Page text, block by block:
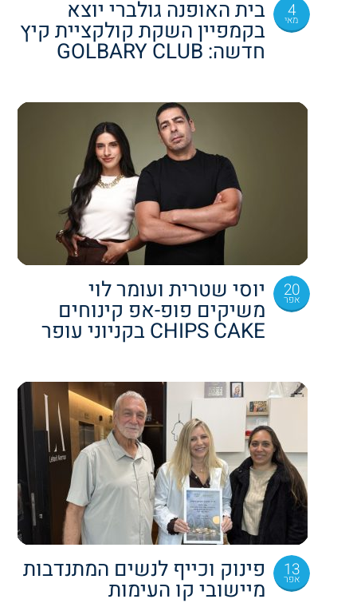
4
מאי בית האופנה גולברי יוצא
בקמפיין השקת קולקציית קיץ
חדשה: GOLBARY CLUB
20
אפר יוסי שטרית ועומר לוי
משיקים פופ-אפ קינוחים
CHIPS CAKE בקניוני עופר
13
אפר פינוק וכייף לנשים המתנדבות
מיישובי קו העימות